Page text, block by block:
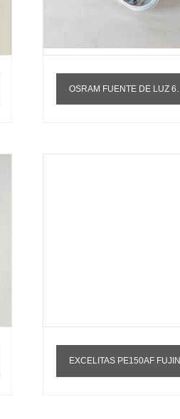
OSRAM FUENTE DE LUZ 64002 TECAN BOMBILLA DE MARCADOR DE ENZIMA ESPACIAL 12V20W
EXCELITAS PE150AF FUJINENG EPX1000/2200 ENDOSCOPIO 150W LÁMPARA DE XENÓN